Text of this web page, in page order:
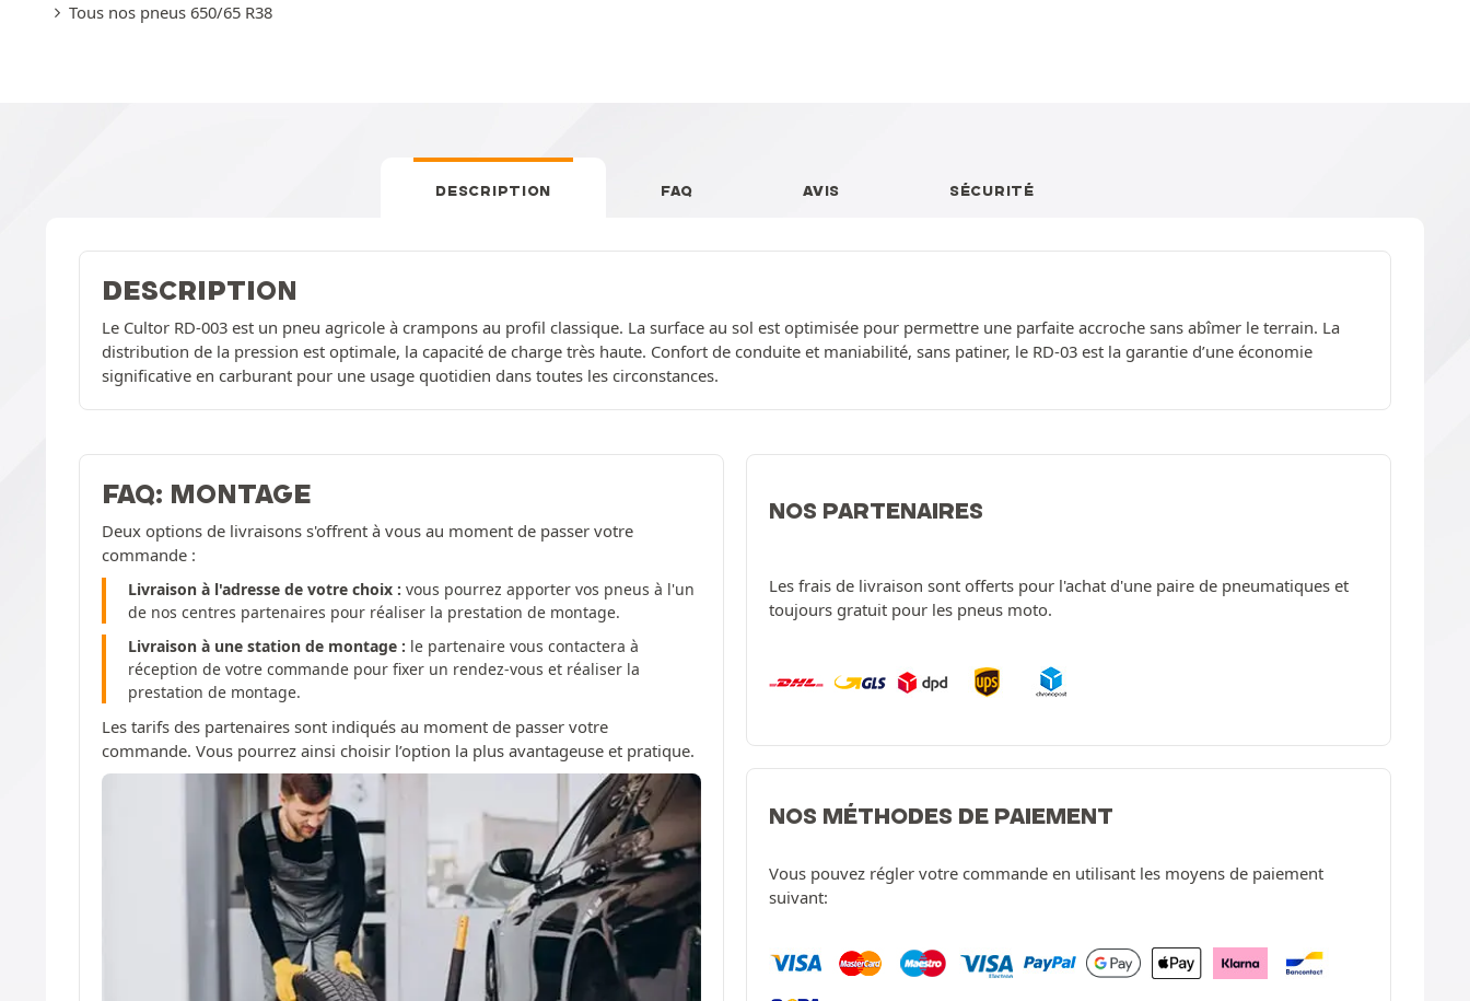
Tous nos pneus 650/65 R38
DESCRIPTION FAQ AVIS SÉCURITÉ
DESCRIPTION
Le Cultor RD-003 est un pneu agricole à crampons au profil classique. La surface au sol est optimisée pour permettre une parfaite accroche sans abîmer le terrain. La
distribution de la pression est optimale, la capacité de charge très haute. Confort de conduite et maniabilité, sans patiner, le RD-03 est la garantie d’une économie
significative en carburant pour une usage quotidien dans toutes les circonstances.
FAQ: MONTAGE
Deux options de livraisons s'offrent à vous au moment de passer votre
commande :
Livraison à l'adresse de votre choix : vous pourrez apporter vos pneus à l'un
de nos centres partenaires pour réaliser la prestation de montage.
Livraison à une station de montage : le partenaire vous contactera à
réception de votre commande pour fixer un rendez-vous et réaliser la
prestation de montage.
Les tarifs des partenaires sont indiqués au moment de passer votre
commande. Vous pourrez ainsi choisir l’option la plus avantageuse et pratique.
NOS PARTENAIRES
Les frais de livraison sont offerts pour l'achat d'une paire de pneumatiques et
toujours gratuit pour les pneus moto.
NOS MÉTHODES DE PAIEMENT
Vous pouvez régler votre commande en utilisant les moyens de paiement
suivant: